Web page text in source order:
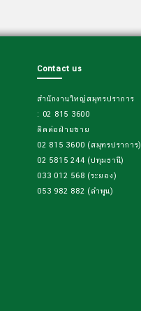
Contact us
สำนักงานใหญ่สมุทรปราการ
: 02 815 3600
ติดต่อฝ่ายขาย
02 815 3600 (สมุทรปราการ)
02 5815 244 (ปทุมธานี)
033 012 568 (ระยอง)
053 982 882 (ลำพูน)